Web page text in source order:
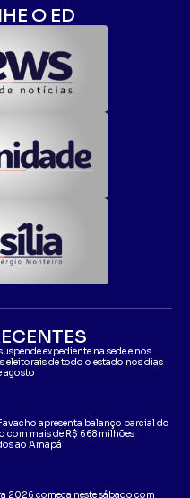
O ED
expediente na sede e nos
eleitorais de todo o estado nos dias
agosto
apresenta balanço parcial do
com mais de R$ 668 milhões
ao Amapá
2026 começa neste sábado com